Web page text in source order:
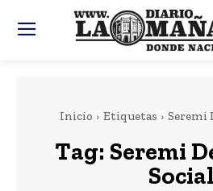
Inicio Etiquetas Seremi
Tag: Seremi
Social